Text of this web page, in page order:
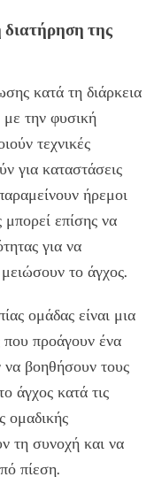
διατήρηση της
κατά τη διάρκεια
με την φυσική
τεχνικές
για καταστάσεις
ήρεμοι
επίσης να
για να
το άγχος.
ομάδας είναι μια
προάγουν ένα
να βοηθήσουν τους
άγχος κατά τις
ομαδικής
τη συνοχή και να
πίεση.